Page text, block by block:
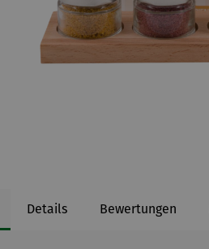
Details Bewertungen